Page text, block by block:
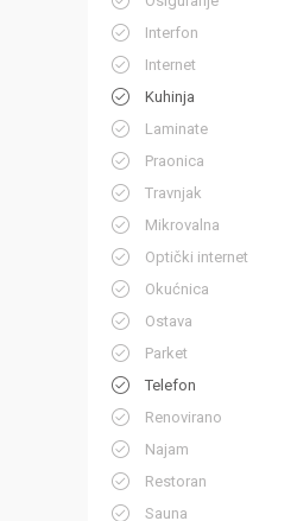
Interfon
Internet
Kuhinja
Laminate
Praonica
Travnjak
Mikrovalna
Optički internet
Okućnica
Ostava
Parket
Telefon
Renovirano
Najam
Restoran
Sauna